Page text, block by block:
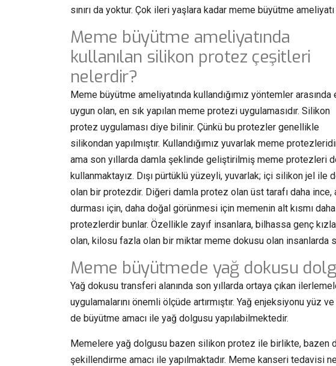
sınırı da yoktur. Çok ileri yaşlara kadar meme büyütme ameliyatı
Meme büyütme ameliyatında
kullanılan silikon protez çeşitleri
nelerdir?
Meme büyütme ameliyatında kullandığımız yöntemler arasında
uygun olan, en sık yapılan meme protezi uygulamasıdır. Silikon
protez uygulaması diye bilinir. Çünkü bu protezler genellikle
silikondan yapılmıştır. Kullandığımız yuvarlak meme
ama son yıllarda damla şeklinde geliştirilmiş meme protezleri
kullanmaktayız. Dışı pürtüklü yüzeyli, yuvarlak; içi silikon jel ile
olan bir protezdir. Diğeri damla protez olan üst tarafı daha
durması için, daha doğal görünmesi için memenin alt kısmı
protezlerdir bunlar. Özellikle zayıf insanlara, bilhassa genç
olan, kilosu fazla olan bir miktar meme dokusu olan insanlarda
Meme büyütmede yağ dokusu
Yağ dokusu transferi alanında son yıllarda ortaya çıkan
uygulamalarını önemli ölçüde artırmıştır. Yağ enjeksiyonu yüz
de büyütme amacı ile yağ dolgusu yapılabilmektedir.
Memelere yağ dolgusu bazen silikon protez ile birlikte, bazen
şekillendirme amacı ile yapılmaktadır. Meme kanseri